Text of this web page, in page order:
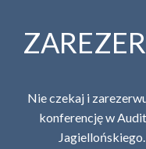
Nie czekaj i
konferencję w